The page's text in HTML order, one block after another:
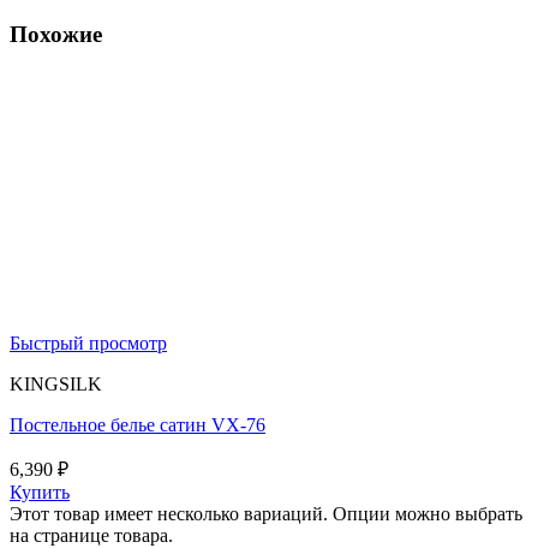
Похожие
Быстрый просмотр
KINGSILK
Постельное белье сатин VX-76
6,390 ₽
Купить
Этот товар имеет несколько вариаций. Опции можно выбрать
на странице товара.